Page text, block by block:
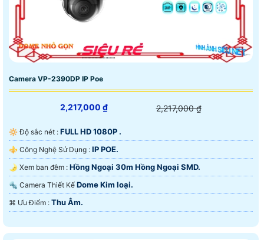
Camera VP-2390DP IP Poe
2,217,000 ₫ 2,217,000 ₫
🔆 Độ sắc nét : FULL HD 1080P .
⚜️ Công Nghệ Sử Dụng : IP POE.
🌛 Xem ban đêm : Hồng Ngoại 30m Hồng Ngoại SMD.
🔩 Camera Thiết Kế Dome Kim loại.
️⌘ Ưu Điểm : Thu Âm.